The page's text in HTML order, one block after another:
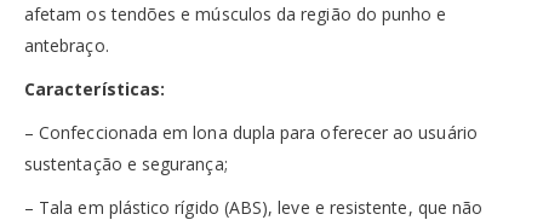
afetam os tendões e músculos da região do punho e
antebraço.
Características:
– Confeccionada em lona dupla para oferecer ao usuário
sustentação e segurança;
– Tala em plástico rígido (ABS), leve e resistente, que não